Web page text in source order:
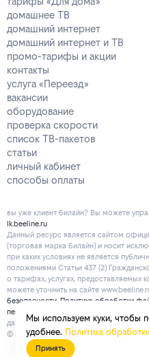
домашнее ТВ
домашний интернет
домашний интернет и ТВ
промо-тарифы и акции
контакты
услуга «Переезд»
вакансии
оборудование
проверка скорости
список ТВ-пакетов
статьи
личный кабинет
способы оплаты
вы уже клиент билайн? Вы можете
lk.beeline.ru
Данный ресурс является сайтом
(торговая марка билайн) и носит
при каких условиях не является
положениями Статьи 437 (2)
о тарифах, услугах, предоставляемых
можете уточнить на сайте
безопасности Политика обработки
персональных данных
. Отписаться от
данного ресурса можно настранице.
© mirbeeline.ru - официальный партнер
Мы используем куки, чтобы
удобнее. Политика
Принять